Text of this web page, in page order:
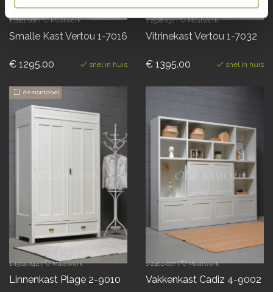
1-2001-006| Maatwerk
Smalle Kast Vertou 1-7016
€ 1295.00 snel in huis
1-2508-032| Maatwerk
Vitrinekast Vertou 1-7032
€ 1395.00 snel in huis
demontabel
1-1504-044| Maatwerk
Linnenkast Plage 2-9010
1-2404-007| Maatwerk
Vakkenkast Cadiz 4-9002